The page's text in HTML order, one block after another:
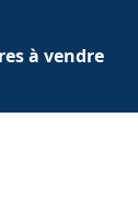
à vendre